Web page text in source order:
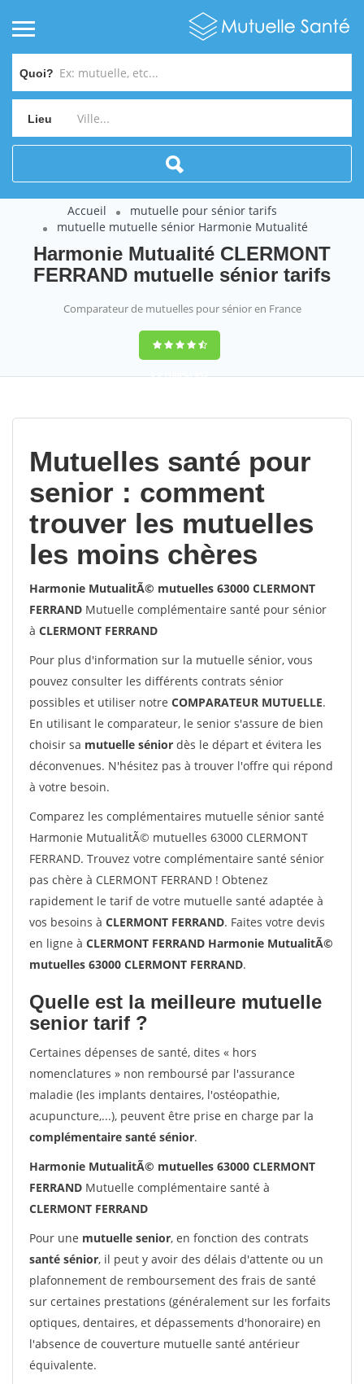
Quoi?
Lieu
Accueil
mutuelle pour sénior tarifs
mutuelle mutuelle sénior Harmonie Mutualité
Harmonie Mutualité CLERMONT
FERRAND mutuelle sénior tarifs
Comparateur de mutuelles pour sénior en France
9,2(100%)452
Mutuelles santé pour
senior : comment
trouver les mutuelles
les moins chères
Harmonie MutualitÃ© mutuelles 63000 CLERMONT
FERRAND Mutuelle complémentaire santé pour sénior
à CLERMONT FERRAND
Pour plus d'information sur la mutuelle sénior, vous
pouvez consulter les différents contrats sénior
possibles et utiliser notre COMPARATEUR MUTUELLE.
En utilisant le comparateur, le senior s'assure de bien
choisir sa mutuelle sénior dès le départ et évitera les
déconvenues. N'hésitez pas à trouver l'offre qui répond
à votre besoin.
Comparez les complémentaires mutuelle sénior santé
Harmonie MutualitÃ© mutuelles 63000 CLERMONT
FERRAND. Trouvez votre complémentaire santé sénior
pas chère à CLERMONT FERRAND ! Obtenez
rapidement le tarif de votre mutuelle santé adaptée à
vos besoins à CLERMONT FERRAND. Faites votre devis
en ligne à CLERMONT FERRAND Harmonie MutualitÃ©
mutuelles 63000 CLERMONT FERRAND.
Quelle est la meilleure mutuelle
senior tarif ?
Certaines dépenses de santé, dites « hors
nomenclatures » non remboursé par l'assurance
maladie (les implants dentaires, l'ostéopathie,
acupuncture,...), peuvent être prise en charge par la
complémentaire santé sénior.
Harmonie MutualitÃ© mutuelles 63000 CLERMONT
FERRAND Mutuelle complémentaire santé à
CLERMONT FERRAND
Pour une mutuelle senior, en fonction des contrats
santé sénior, il peut y avoir des délais d'attente ou un
plafonnement de remboursement des frais de santé
sur certaines prestations (généralement sur les forfaits
optiques, dentaires, et dépassements d'honoraire) en
l'absence de couverture mutuelle santé antérieur
équivalente.